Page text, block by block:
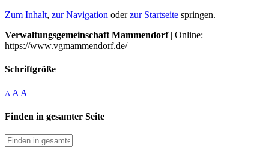
Zum Inhalt, zur Navigation oderzur Startseite springen.
Verwaltungsgemeinschaft Mammendorf| Online:
https://www.vgmammendorf.de/
Schriftgröße
A A A
Finden in gesamter Seite